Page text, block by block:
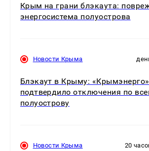
Крым на грани блэкаута:
энергосистема полуострова
Новости Крыма
Блэкаут в Крыму: «Крымэнерго»
подтвердило отключения по
полуострову
Новости Крыма 20